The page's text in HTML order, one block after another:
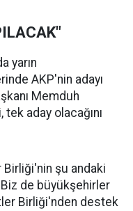
yarın
AKP'nin adayı
Memduh
tek aday olacağını
Birliği'nin şu andaki
de büyükşehirler
Birliği'nden destek